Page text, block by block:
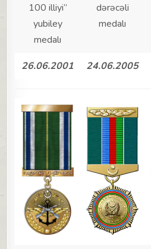
100 illiyi”
yubiley
medalı
dərəcəli
medalı
26.06.2001 24.06.2005